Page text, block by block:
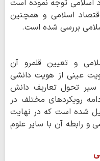
اسلامی توجه نموده است
اسلامی و همچنین
بررسی شده است.
و تعیین قلمرو آن
عینی از هویت دانشی
سیر تحول تعاریف دانش
رویکردهای مختلف در
شده است که در نهایت
و رابطه آن با سایر علوم